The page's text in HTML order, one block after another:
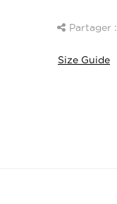
Partager :
Size Guide